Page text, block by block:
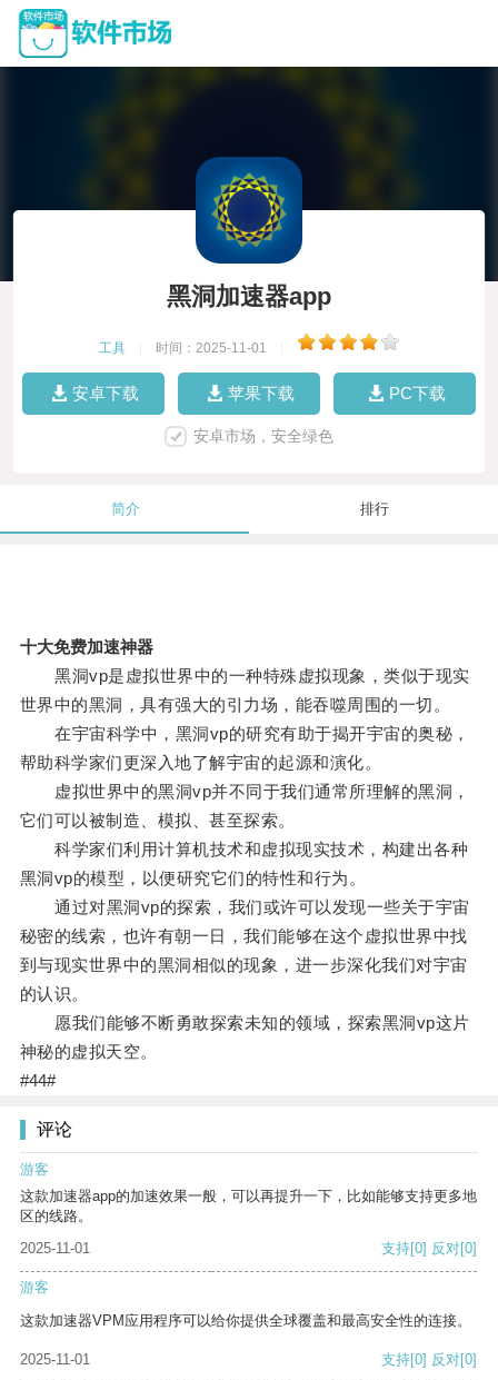
黑洞加速器app
工具 时间：2025-11-01
安卓下载 苹果下载 PC下载
安卓市场，安全绿色
简介 排行
十大免费加速神器
黑洞vp是虚拟世界中的一种特殊虚拟现象，类似于现实
世界中的黑洞，具有强大的引力场，能吞噬周围的一切。
在宇宙科学中，黑洞vp的研究有助于揭开宇宙的奥秘，
帮助科学家们更深入地了解宇宙的起源和演化。
虚拟世界中的黑洞vp并不同于我们通常所理解的黑洞，
它们可以被制造、模拟、甚至探索。
科学家们利用计算机技术和虚拟现实技术，构建出各种
黑洞vp的模型，以便研究它们的特性和行为。
通过对黑洞vp的探索，我们或许可以发现一些关于宇宙
秘密的线索，也许有朝一日，我们能够在这个虚拟世界中找
到与现实世界中的黑洞相似的现象，进一步深化我们对宇宙
的认识。
愿我们能够不断勇敢探索未知的领域，探索黑洞vp这片
神秘的虚拟天空。
#44#
评论
游客
这款加速器app的加速效果一般，可以再提升一下，比如能够支持更多地
区的线路。
2025-11-01
支持[0] 反对[0]
游客
这款加速器VPM应用程序可以给你提供全球覆盖和最高安全性的连接。
2025-11-01 支持[0] 反对[0]